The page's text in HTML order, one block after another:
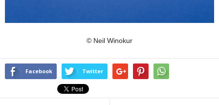
© Neil Winokur
Facebook Twitter